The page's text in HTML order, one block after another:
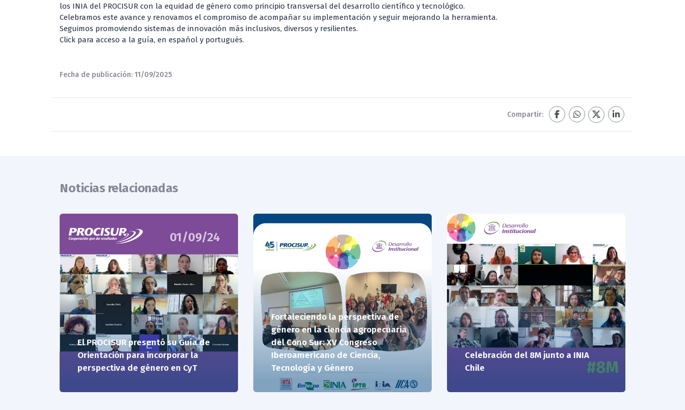
los INIA del PROCISUR con la equidad de género como principio transversal del desarrollo científico y tecnológico.
Celebramos este avance y renovamos el compromiso de acompañar su implementación y seguir mejorando la herramienta.
Seguimos promoviendo sistemas de innovación más inclusivos, diversos y resilientes.
Click para acceso a la guía, en español y portugués.
Fecha de publicación: 11/09/2025
Compartir:
Noticias relacionadas
01/09/24
El PROCISUR presentó su Guía de
Orientación para incorporar la
perspectiva de género en CyT
18/09/25
Fortaleciendo la perspectiva de
género en la ciencia agropecuaria
del Cono Sur: XV Congreso
Iberoamericano de Ciencia,
Tecnología y Género
Celebración del 8M junto a INIA
Chile